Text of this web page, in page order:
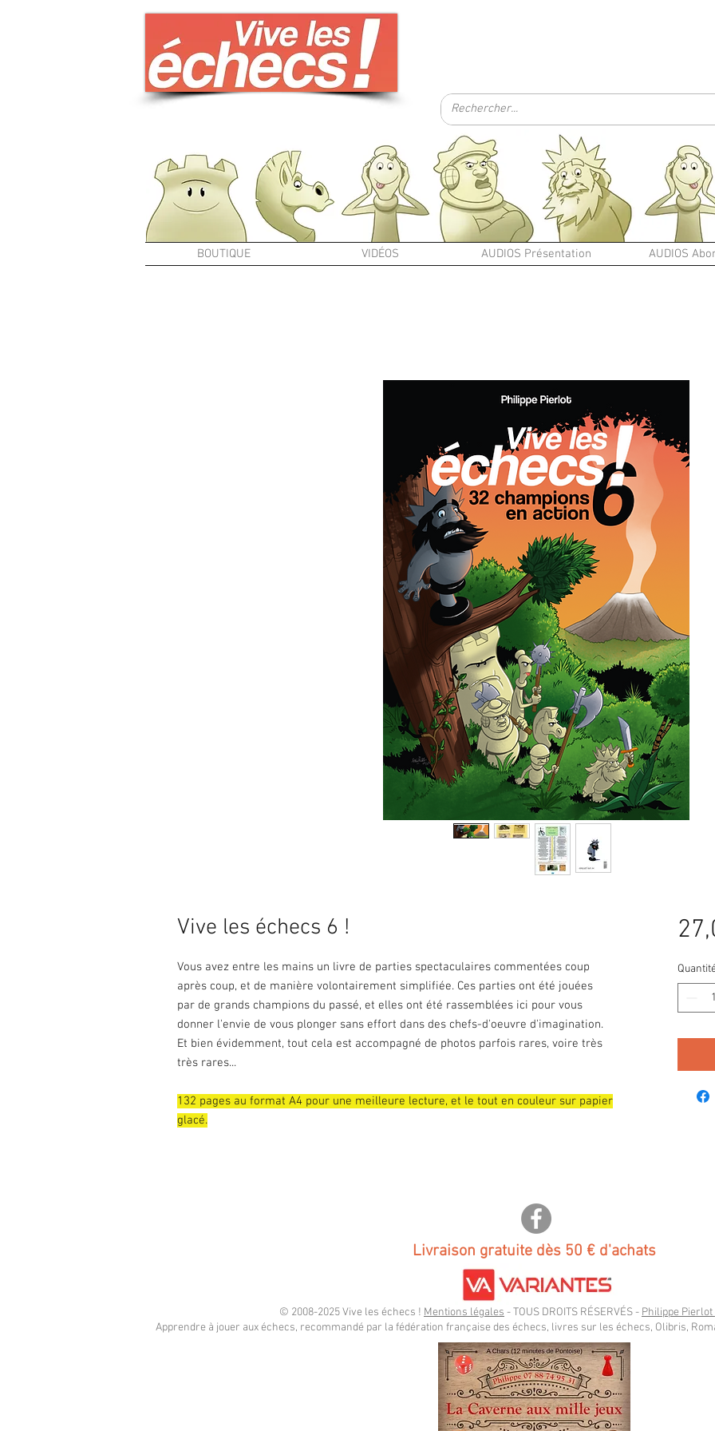
BOUTIQUE VIDÉOS AUDIOS Présentation AUDIOS
Vive les échecs 6 !
Vous avez entre les mains un livre de parties spectaculaires commentées coup
après coup, et de manière volontairement simplifiée. Ces parties ont été jouées
par de grands champions du passé, et elles ont été rassemblées ici pour vous
donner l'envie de vous plonger sans effort dans des chefs-d'oeuvre d'imagination.
Et bien évidemment, tout cela est accompagné de photos parfois rares, voire très
très rares...
132 pages au format A4 pour une meilleure lecture, et le tout en couleur sur papier
glacé.
Livraison gratuite dès 50 € d'achats
© 2008-2025 Vive les échecs ! Mentions légales- TOUS DROITS RÉSERVÉS -Philippe Pierlot
Apprendre à jouer aux échecs, recommandé par la fédération française des échecs, livres sur les échecs, Olibris,